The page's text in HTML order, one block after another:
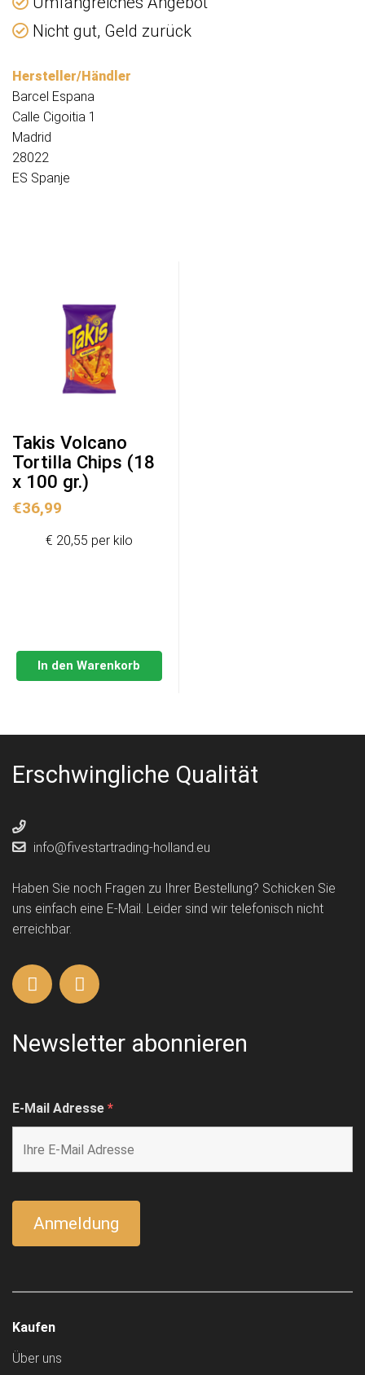
Nicht gut, Geld zurück
Hersteller/Händler
Barcel Espana
Calle Cigoitia 1
Madrid
28022
ES Spanje
Takis Volcano
Tortilla Chips (18
x 100 gr.)
€36,99
In den Warenkorb
€ 20,55 per kilo
Erschwingliche Qualität
info@fivestartrading-holland.eu
Haben Sie noch Fragen zu Ihrer Bestellung? Schicken Sie
uns einfach eine E-Mail. Leider sind wir telefonisch nicht
erreichbar.
Newsletter abonnieren
E-Mail Adresse *
Kaufen
Über uns